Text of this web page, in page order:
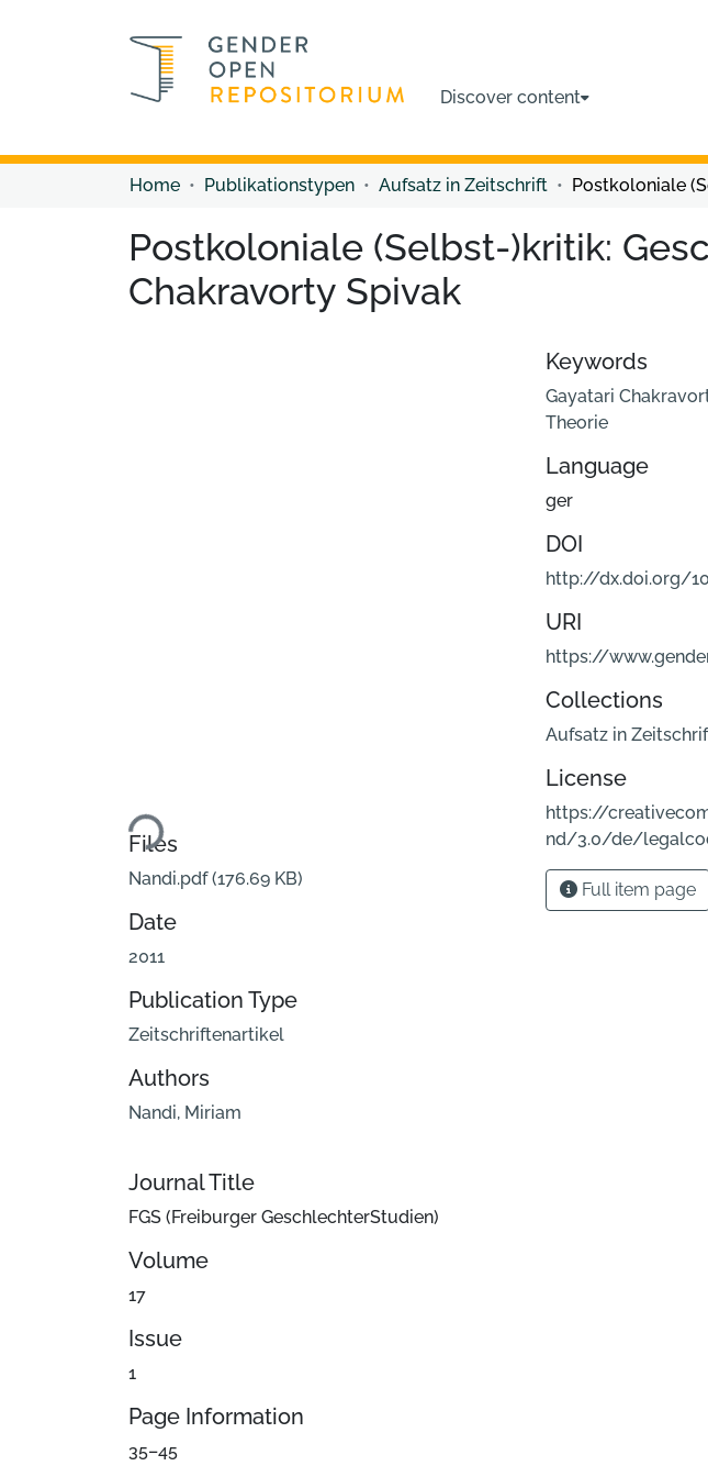
Discover content
Home Publikationstypen Aufsatz in Zeitschrift
Postkoloniale (Selbst-)kritik:
Chakravorty Spivak
Loading...
Files
Nandi.pdf(176.69 KB)
Date
2011
Publication Type
Zeitschriftenartikel
Authors
Nandi, Miriam
Journal Title
FGS (Freiburger GeschlechterStudien)
Volume
17
Issue
1
Page Information
35–45
Keywords
Gayatari
Theorie
Language
ger
DOI
http://dx.doi.org/
URI
https://
Collections
Aufsatz in
License
https://
nd/3.0/de/
Full item page